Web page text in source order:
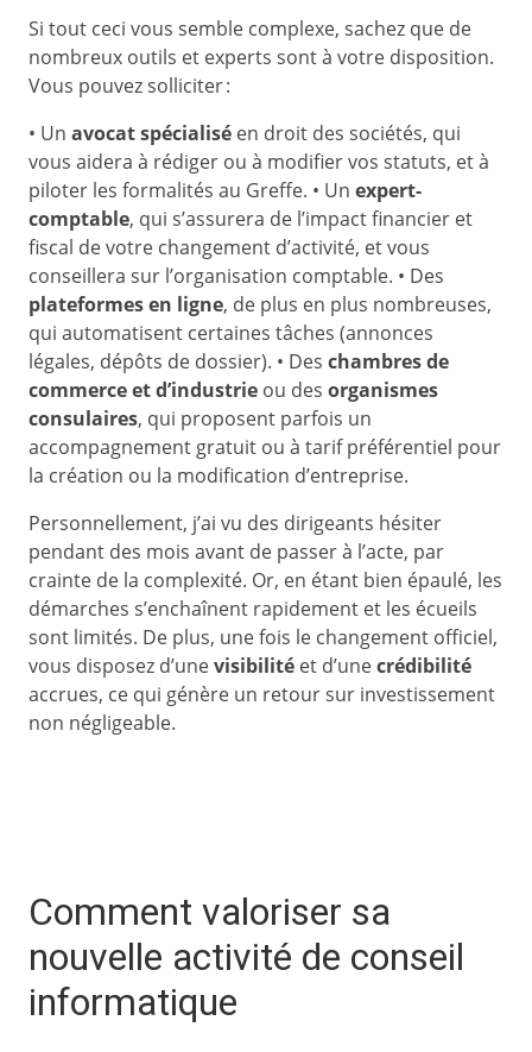
Si tout ceci vous semble complexe, sachez que de
nombreux outils et experts sont à votre disposition.
Vous pouvez solliciter :
• Un avocat spécialisé en droit des sociétés, qui
vous aidera à rédiger ou à modifier vos statuts, et à
piloter les formalités au Greffe. • Un expert-
comptable, qui s’assurera de l’impact financier et
fiscal de votre changement d’activité, et vous
conseillera sur l’organisation comptable. • Des
plateformes en ligne, de plus en plus nombreuses,
qui automatisent certaines tâches (annonces
légales, dépôts de dossier). • Des chambres de
commerce et d’industrie ou des organismes
consulaires, qui proposent parfois un
accompagnement gratuit ou à tarif préférentiel pour
la création ou la modification d’entreprise.
Personnellement, j’ai vu des dirigeants hésiter
pendant des mois avant de passer à l’acte, par
crainte de la complexité. Or, en étant bien épaulé, les
démarches s’enchaînent rapidement et les écueils
sont limités. De plus, une fois le changement officiel,
vous disposez d’unevisibilité et d’unecrédibilité
accrues, ce qui génère un retour sur investissement
non négligeable.
Comment valoriser sa
nouvelle activité de conseil
informatique